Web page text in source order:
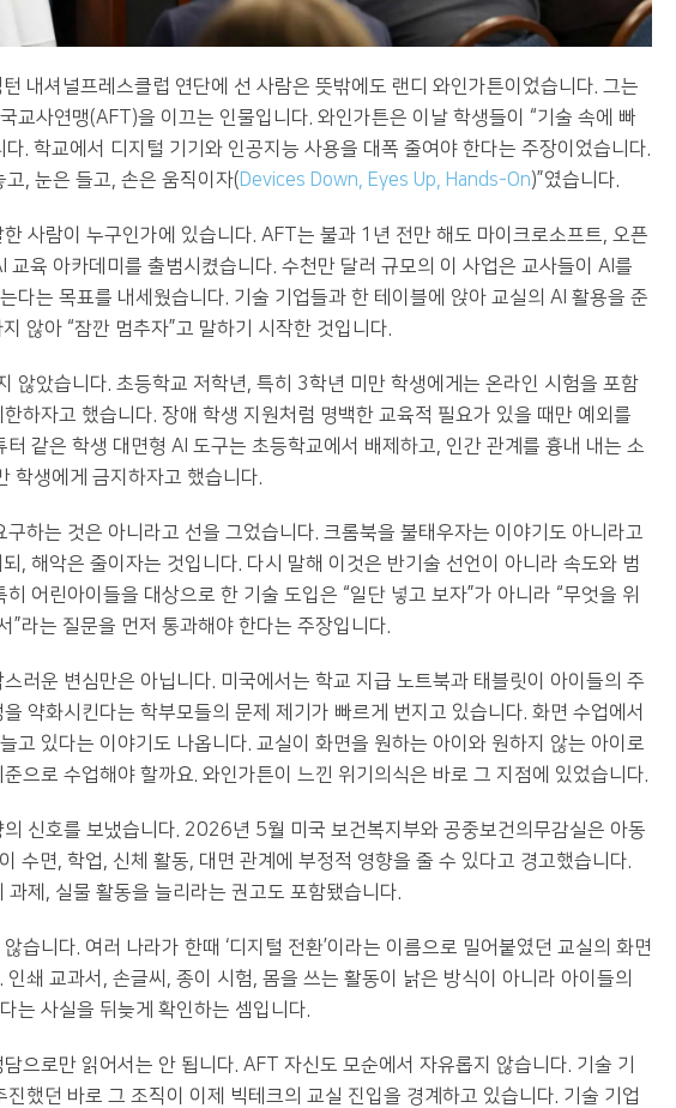
내셔널프레스클럽 연단에 선 사람은 뜻밖에도 랜디 와인가튼이었습니다. 그는
교사연맹(AFT)을 이끄는 인물입니다. 와인가튼은 이날 학생들이 “기술 속에 빠
. 학교에서 디지털 기기와 인공지능 사용을 대폭 줄여야 한다는 주장이었습니다.
, 눈은 들고, 손은 움직이자(Devices Down, Eyes Up, Hands-On)”였습니다.
사람이 누구인가에 있습니다. AFT는 불과 1년 전만 해도 마이크로소프트, 오픈
교육 아카데미를 출범시켰습니다. 수천만 달러 규모의 이 사업은 교사들이 AI를
다는 목표를 내세웠습니다. 기술 기업들과 한 테이블에 앉아 교실의 AI 활용을 준
않아 “잠깐 멈추자”고 말하기 시작한 것입니다.
않았습니다. 초등학교 저학년, 특히 3학년 미만 학생에게는 온라인 시험을 포함
하자고 했습니다. 장애 학생 지원처럼 명백한 교육적 필요가 있을 때만 예외를
같은 학생 대면형 AI 도구는 초등학교에서 배제하고, 인간 관계를 흉내 내는 소
학생에게 금지하자고 했습니다.
하는 것은 아니라고 선을 그었습니다. 크롬북을 불태우자는 이야기도 아니라고
, 해악은 줄이자는 것입니다. 다시 말해 이것은 반기술 선언이 아니라 속도와 범
어린아이들을 대상으로 한 기술 도입은 “일단 넣고 보자”가 아니라 “무엇을 위
”라는 질문을 먼저 통과해야 한다는 주장입니다.
러운 변심만은 아닙니다. 미국에서는 학교 지급 노트북과 태블릿이 아이들의 주
약화시킨다는 학부모들의 문제 제기가 빠르게 번지고 있습니다. 화면 수업에서
고 있다는 이야기도 나옵니다. 교실이 화면을 원하는 아이와 원하지 않는 아이로
으로 수업해야 할까요. 와인가튼이 느낀 위기의식은 바로 그 지점에 있었습니다.
신호를 보냈습니다. 2026년 5월 미국 보건복지부와 공중보건의무감실은 아동
수면, 학업, 신체 활동, 대면 관계에 부정적 영향을 줄 수 있다고 경고했습니다.
제, 실물 활동을 늘리라는 권고도 포함됐습니다.
습니다. 여러 나라가 한때 ‘디지털 전환’이라는 이름으로 밀어붙였던 교실의 화면
쇄 교과서, 손글씨, 종이 시험, 몸을 쓰는 활동이 낡은 방식이 아니라 아이들의
는 사실을 뒤늦게 확인하는 셈입니다.
으로만 읽어서는 안 됩니다. AFT 자신도 모순에서 자유롭지 않습니다. 기술 기
했던 바로 그 조직이 이제 빅테크의 교실 진입을 경계하고 있습니다. 기술 기업